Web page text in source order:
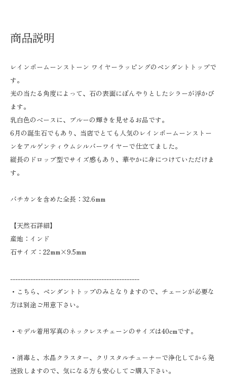
商品説明
レインボームーンストーン ワイヤーラッピングのペンダントトップで
す。
光の当たる角度によって、石の表面にぼんやりとしたシラーが浮かび
ます。
乳白色のベースに、ブルーの輝きを見せるお品です。
6月の誕生石でもあり、当店でとても人気のレインボームーンストー
ンをアルゲンティウムシルバーワイヤーで仕立てました。
縦長のドロップ型でサイズ感もあり、華やかに身につけていただけま
す。
バチカンを含めた全長：32.6mm
【天然石詳細】
産地：インド
石サイズ：22mm×9.5mm
---------------------------------------------------
・こちら、ペンダントトップのみとなりますので、チェーンが必要な
方は別途ご用意下さい。
・モデル着用写真のネックレスチェーンのサイズは40cmです。
・消毒と、水晶クラスター、クリスタルチューナーで浄化してから発
送致しますので、気になる方も安心してご購入下さい。